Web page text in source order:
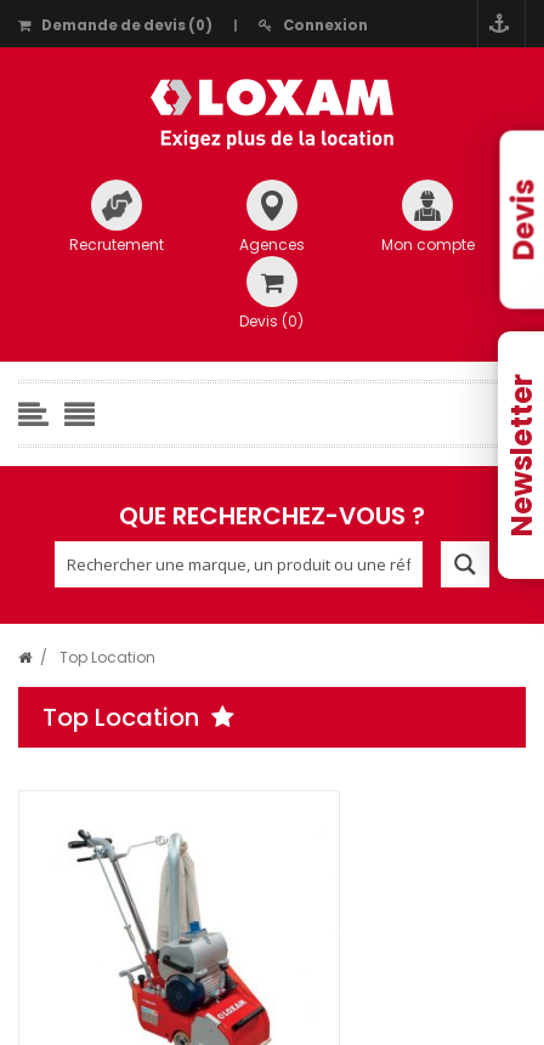
Devis
Newsletter
Demande de devis(0) Connexion
Recrutement Agences Mon compte
Devis (0)
QUE RECHERCHEZ-VOUS ?
/ Top Location
Top Location